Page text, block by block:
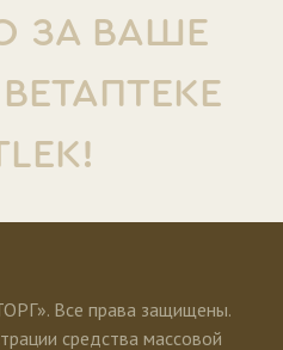
ЗА ВАШЕ
Все права защищены.
средства массовой